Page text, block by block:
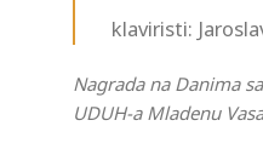
klaviristi:
Nagrada na Danima
UDUH-a Mladenu